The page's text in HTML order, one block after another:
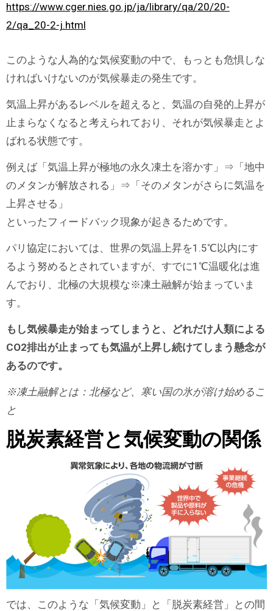
https://www.cger.nies.go.jp/ja/library/qa/20/20-
2/qa_20-2-j.html
このような人為的な気候変動の中で、もっとも危惧しな
ければいけないのが気候暴走の発生です。
気温上昇があるレベルを超えると、気温の自発的上昇が
止まらなくなると考えられており、それが気候暴走とよ
ばれる状態です。
例えば「気温上昇が極地の永久凍土を溶かす」⇒「地中
のメタンが解放される」⇒「そのメタンがさらに気温を
上昇させる」
といったフィードバック現象が起きるためです。
パリ協定においては、世界の気温上昇を1.5℃以内にす
るよう努めるとされていますが、すでに1℃温暖化は進
んでおり、北極の大規模な※凍土融解が始まっていま
す。
もし気候暴走が始まってしまうと、どれだけ人類による
CO2排出が止まっても気温が上昇し続けてしまう懸念が
あるのです。
※凍土融解とは：北極など、寒い国の氷が溶け始めるこ
と
脱炭素経営と気候変動の関係
では、このような「気候変動」と「脱炭素経営」との間